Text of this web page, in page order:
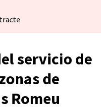
servicio de
de
Romeu